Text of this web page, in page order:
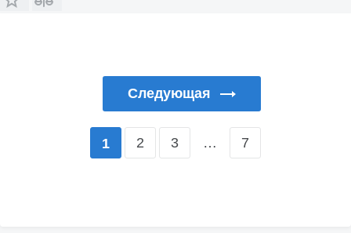
Следующая
1 2 3 … 7